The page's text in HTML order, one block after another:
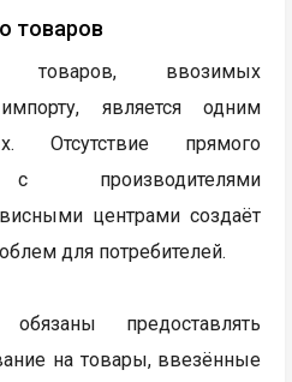
товаров
товаров, ввозимых
является одним
Отсутствие прямого
с производителями
центрами создаёт
для потребителей.
предоставлять
на товары, ввезённые